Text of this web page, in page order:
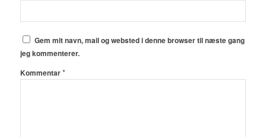
Gem mit navn, mail og websted i denne browser til næste gang
jeg kommenterer.
Kommentar*